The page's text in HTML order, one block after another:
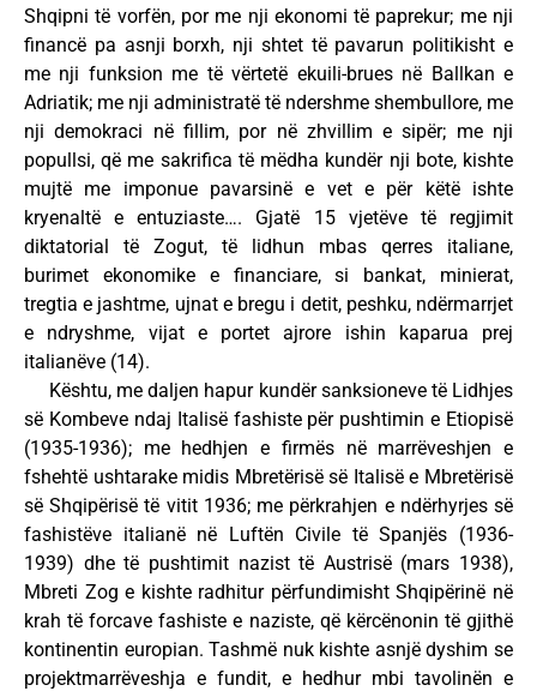
Shqipni të vorfën, por me nji ekonomi të paprekur; me nji
financë pa asnji borxh, nji shtet të pavarun politikisht e
me nji funksion me të vërtetë ekuili-brues në Ballkan e
Adriatik; me nji administratë të ndershme shembullore, me
nji demokraci në fillim, por në zhvillim e sipër; me nji
popullsi, që me sakrifica të mëdha kundër nji bote, kishte
mujtë me imponue pavarsinë e vet e për këtë ishte
kryenaltë e entuziaste…. Gjatë 15 vjetëve të regjimit
diktatorial të Zogut, të lidhun mbas qerres italiane,
burimet ekonomike e financiare, si bankat, minierat,
tregtia e jashtme, ujnat e bregu i detit, peshku, ndërmarrjet
e ndryshme, vijat e portet ajrore ishin kaparua prej
italianëve (14).
Kështu, me daljen hapur kundër sanksioneve të Lidhjes
së Kombeve ndaj Italisë fashiste për pushtimin e Etiopisë
(1935-1936); me hedhjen e firmës në marrëveshjen e
fshehtë ushtarake midis Mbretërisë së Italisë e Mbretërisë
së Shqipërisë të vitit 1936; me përkrahjen e ndërhyrjes së
fashistëve italianë në Luftën Civile të Spanjës (1936-
1939) dhe të pushtimit nazist të Austrisë (mars 1938),
Mbreti Zog e kishte radhitur përfundimisht Shqipërinë në
krah të forcave fashiste e naziste, që kërcënonin të gjithë
kontinentin europian. Tashmë nuk kishte asnjë dyshim se
projektmarrëveshja e fundit, e hedhur mbi tavolinën e